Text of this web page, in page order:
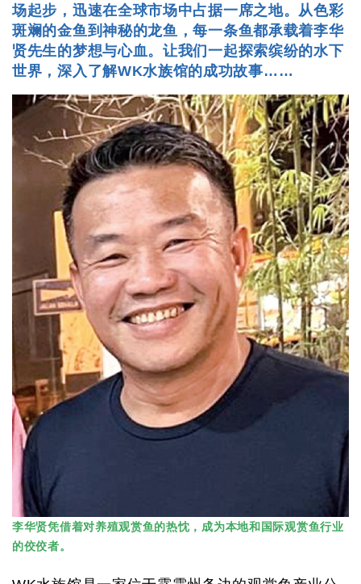
场起步，迅速在全球市场中占据一席之地。从色彩
斑斓的金鱼到神秘的龙鱼，每一条鱼都承载着李华
贤先生的梦想与心血。让我们一起探索缤纷的水下
世界，深入了解WK水族馆的成功故事……
李华贤凭借着对养殖观赏鱼的热忱，成为本地和国际观赏鱼行业
的佼佼者。